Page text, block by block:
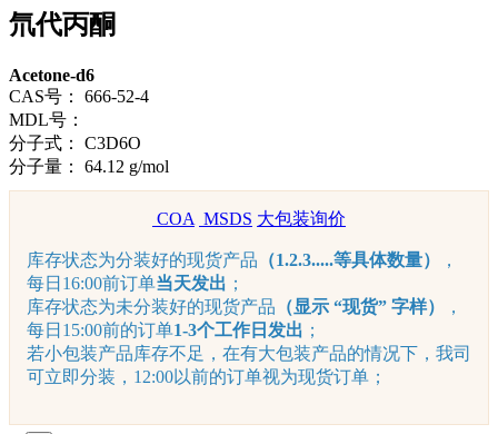
氘代丙酮
Acetone-d6
CAS号：
666-52-4
MDL号：
分子式：
C3D6O
分子量：
64.12 g/mol
COA MSDS 大包装询价
库存状态为分装好的现货产品 （1.2.3.....等具体数量）
，
每日16:00前订单当天发出 ；
库存状态为未分装好的现货产品 （显示 “现货” 字样）
，
每日15:00前的订单1-3个工作日发出 ；
若小包装产品库存不足，在有大包装产品的情况下，我司
可立即分装，12:00以前的订单视为现货订单；